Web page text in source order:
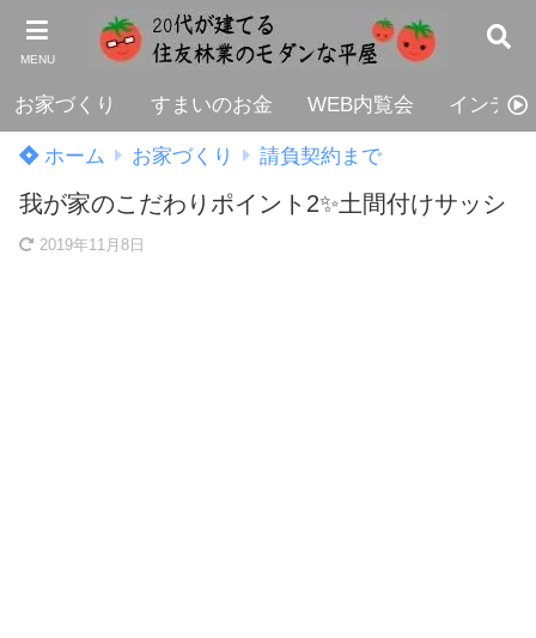
MENU
お家づくり すまいのお金 WEB内覧会 インテリ
ホーム お家づくり 請負契約まで
我が家のこだわりポイント2✨土間付けサッシ
2019年11月8日